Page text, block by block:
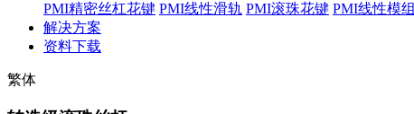
PMI精密丝杠花键 PMI线性滑轨 PMI滚珠花键 PMI线性模组
解决方案
资料下载
繁体